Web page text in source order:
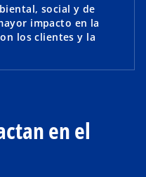
social y de
impacto en la
los clientes y la
en el